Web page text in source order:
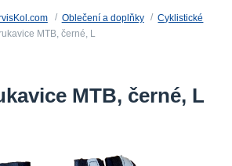
Oblečení a doplňky
Cyklistické
MTB, černé, L
MTB, černé, L